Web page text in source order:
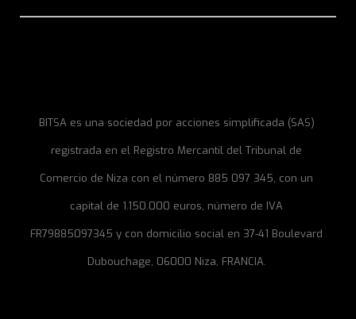
BITSA es una sociedad por acciones simplificada (SAS)
registrada en el Registro Mercantil del Tribunal de
Comercio de Niza con el número 885 097 345, con un
capital de 1.150.000 euros, número de IVA
FR79885097345 y con domicilio social en 37-41 Boulevard
Dubouchage, 06000 Niza, FRANCIA.